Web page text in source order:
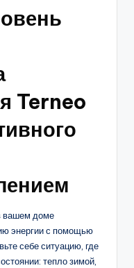
Terneo
вашем доме
энергии с помощью
себе ситуацию, где
тепло зимой,